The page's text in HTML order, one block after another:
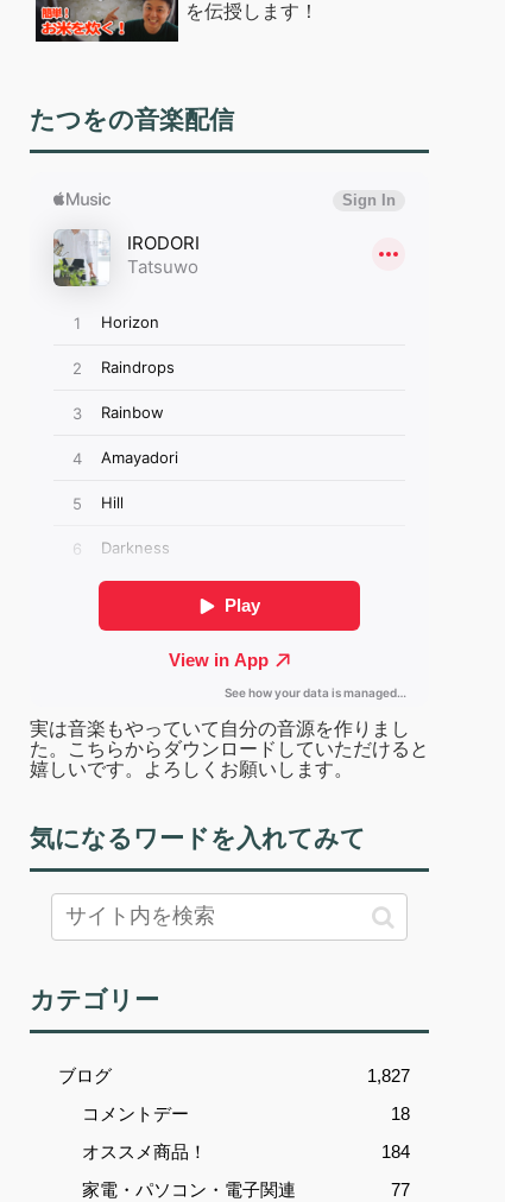
を伝授します！
たつをの音楽配信
実は音楽もやっていて自分の音源を作りまし
た。こちらからダウンロードしていただけると
嬉しいです。よろしくお願いします。
気になるワードを入れてみて
カテゴリー
ブログ
1,827
コメントデー
18
オススメ商品！
184
家電・パソコン・電子関連
77